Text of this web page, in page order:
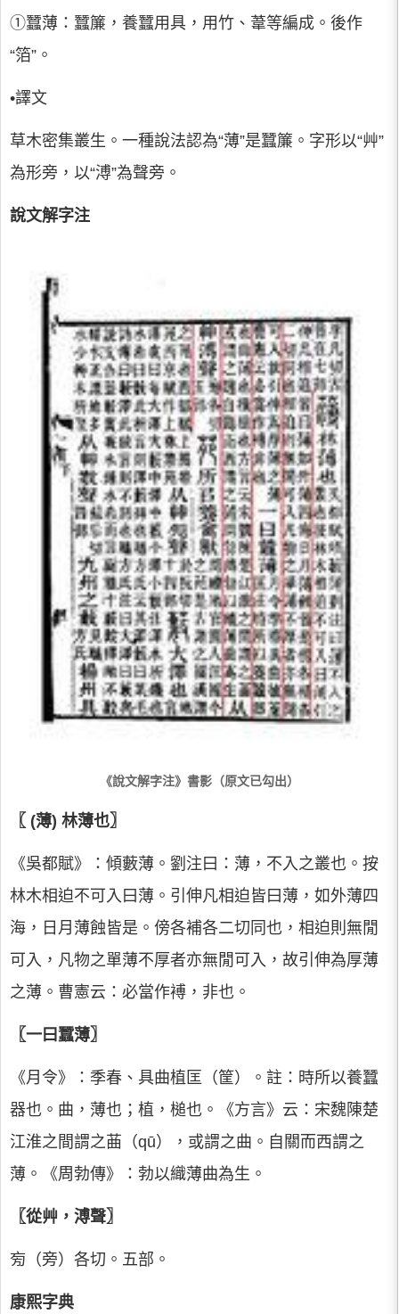
①蠶薄：蠶簾，養蠶用具，用竹、葦等編成。後作
“箔”。
•譯文
草木密集叢生。一種說法認為“薄”是蠶簾。字形以“艸”
為形旁，以“溥”為聲旁。
說文解字注
《說文解字注》書影（原文已勾出）
〖 (薄) 林薄也〗
《吳都賦》：傾藪薄。劉注曰：薄，不入之叢也。按
林木相迫不可入曰薄。引伸凡相迫皆曰薄，如外薄四
海，日月薄蝕皆是。傍各補各二切同也，相迫則無閒
可入，凡物之單薄不厚者亦無閒可入，故引伸為厚薄
之薄。曹憲云：必當作䙏，非也。
〖一曰蠶薄〗
《月令》：季春、具曲植匡（筐）。註：時所以養蠶
器也。曲，薄也；植，槌也。《方言》云：宋魏陳楚
江淮之間謂之䒼（qū），或謂之曲。自關而西謂之
薄。《周勃傳》：勃以織薄曲為生。
〖從艸，溥聲〗
㫄（旁）各切。五部。
康熙字典